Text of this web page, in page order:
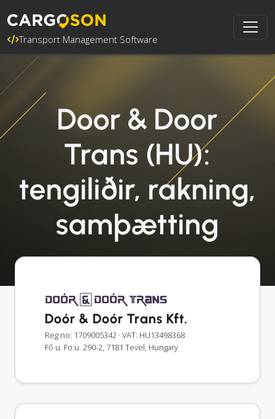
Transport Management Software
Door & Door
Trans (HU):
tengiliðir, rakning,
samþætting
Doór & Doór Trans Kft.
Reg no: 1709005342 · VAT: HU13498368
Fő u. Fo u. 290-2, 7181 Tevel, Hungary